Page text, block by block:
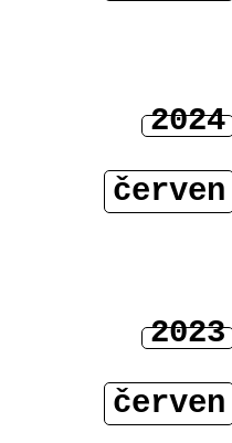
2024
červen
2023
červen